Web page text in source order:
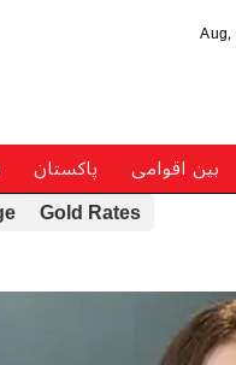
بین اقوامی پاکستان
Gold Rates